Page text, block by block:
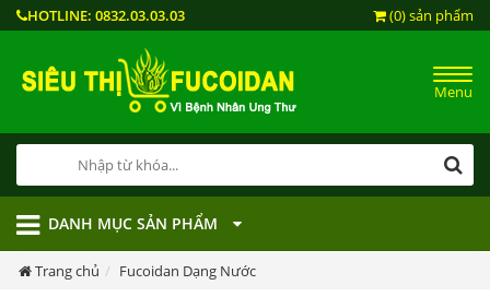
HOTLINE: 0832.03.03.03 (0) sản phẩm
Menu
DANH MỤC SẢN PHẨM
Trang chủ Fucoidan Dạng Nước